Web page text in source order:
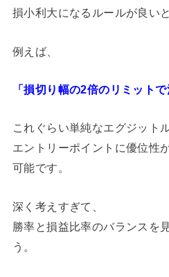
損小利大になるルールが良い
例えば、
「損切り幅の2倍のリミットで
これぐらい単純なエグジット
エントリーポイントに優位性
可能です。
深く考えすぎて、
勝率と損益比率のバランスを
う。